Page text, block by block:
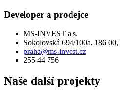
Developer a prodejce
MS-INVEST a.s.
Sokolovská 694/100a, 186 00,
praha@ms-invest.cz
255 44 756
Naše další projekty